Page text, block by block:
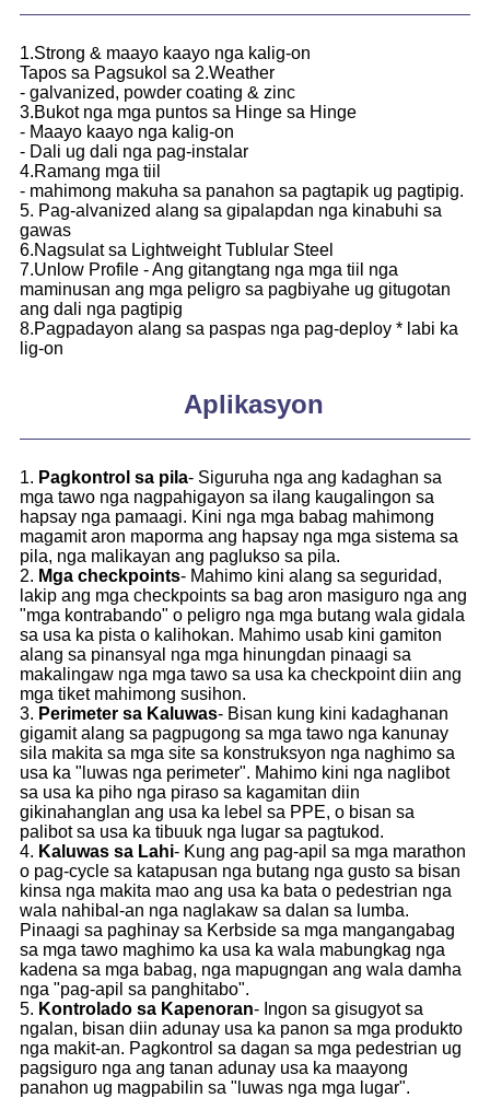
1.Strong & maayo kaayo nga kalig-on
Tapos sa Pagsukol sa 2.Weather
- galvanized, powder coating & zinc
3.Bukot nga mga puntos sa Hinge sa Hinge
- Maayo kaayo nga kalig-on
- Dali ug dali nga pag-instalar
4.Ramang mga tiil
- mahimong makuha sa panahon sa pagtapik ug pagtipig.
5. Pag-alvanized alang sa gipalapdan nga kinabuhi sa
gawas
6.Nagsulat sa Lightweight Tublular Steel
7.Unlow Profile - Ang gitangtang nga mga tiil nga
maminusan ang mga peligro sa pagbiyahe ug gitugotan
ang dali nga pagtipig
8.Pagpadayon alang sa paspas nga pag-deploy * labi ka
lig-on
Aplikasyon
1. Pagkontrol sa pila- Siguruha nga ang kadaghan sa
mga tawo nga nagpahigayon sa ilang kaugalingon sa
hapsay nga pamaagi. Kini nga mga babag mahimong
magamit aron maporma ang hapsay nga mga sistema sa
pila, nga malikayan ang paglukso sa pila.
2. Mga checkpoints- Mahimo kini alang sa seguridad,
lakip ang mga checkpoints sa bag aron masiguro nga ang
"mga kontrabando" o peligro nga mga butang wala gidala
sa usa ka pista o kalihokan. Mahimo usab kini gamiton
alang sa pinansyal nga mga hinungdan pinaagi sa
makalingaw nga mga tawo sa usa ka checkpoint diin ang
mga tiket mahimong susihon.
3. Perimeter sa Kaluwas- Bisan kung kini kadaghanan
gigamit alang sa pagpugong sa mga tawo nga kanunay
sila makita sa mga site sa konstruksyon nga naghimo sa
usa ka "luwas nga perimeter". Mahimo kini nga naglibot
sa usa ka piho nga piraso sa kagamitan diin
gikinahanglan ang usa ka lebel sa PPE, o bisan sa
palibot sa usa ka tibuuk nga lugar sa pagtukod.
4. Kaluwas sa Lahi- Kung ang pag-apil sa mga marathon
o pag-cycle sa katapusan nga butang nga gusto sa bisan
kinsa nga makita mao ang usa ka bata o pedestrian nga
wala nahibal-an nga naglakaw sa dalan sa lumba.
Pinaagi sa paghinay sa Kerbside sa mga mangangabag
sa mga tawo maghimo ka usa ka wala mabungkag nga
kadena sa mga babag, nga mapugngan ang wala damha
nga "pag-apil sa panghitabo".
5. Kontrolado sa Kapenoran- Ingon sa gisugyot sa
ngalan, bisan diin adunay usa ka panon sa mga produkto
nga makit-an. Pagkontrol sa dagan sa mga pedestrian ug
pagsiguro nga ang tanan adunay usa ka maayong
panahon ug magpabilin sa "luwas nga mga lugar".